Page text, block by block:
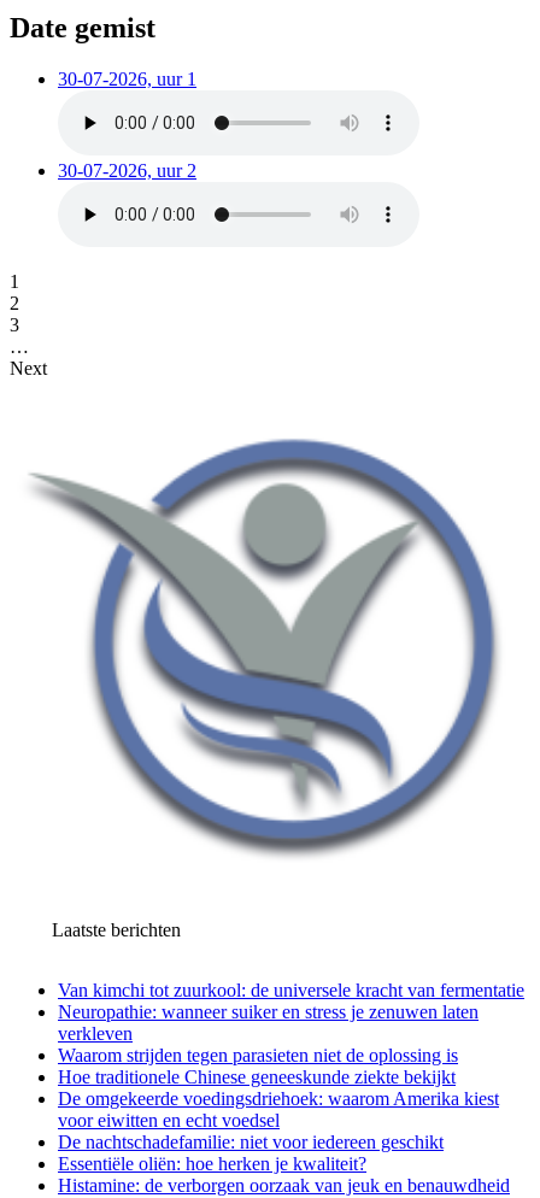
Date gemist
30-07-2026, uur 1
30-07-2026, uur 2
1
2
3
…
Next
Laatste berichten
Van kimchi tot zuurkool: de universele kracht van fermentatie
Neuropathie: wanneer suiker en stress je zenuwen laten
verkleven
Waarom strijden tegen parasieten niet de oplossing is
Hoe traditionele Chinese geneeskunde ziekte bekijkt
De omgekeerde voedingsdriehoek: waarom Amerika kiest
voor eiwitten en echt voedsel
De nachtschadefamilie: niet voor iedereen geschikt
Essentiële oliën: hoe herken je kwaliteit?
Histamine: de verborgen oorzaak van jeuk en benauwdheid